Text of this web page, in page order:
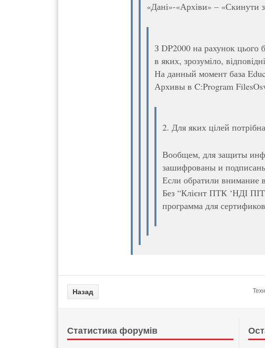
«Дані»-«Архіви» – «Скинути
З DP2000 на рахунок цього
в яких, зрозуміло,
На данный момент база
Архивы в C:Program
2. Для яких цілей
Вообщем, для защиты
зашифрованы и
Если обратили внимание
Без “Клієнт ПТК ‘НДІ
программа для сертификов
Статистика форумів